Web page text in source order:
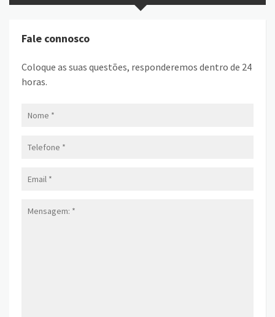
Fale connosco
Coloque as suas questões, responderemos dentro de 24
horas.